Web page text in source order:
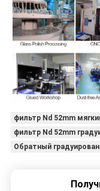
фильтр Nd 52mm
фильтр Nd 52mm
Обратный